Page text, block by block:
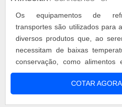
Os equipamentos de
transportes são utilizados para
diversos produtos que, ao
necessitam de baixas
conservação, como alimentos
Esse tipo de equipamento
diferentes veículos,
específicas do material a ser
COTAR AGORA